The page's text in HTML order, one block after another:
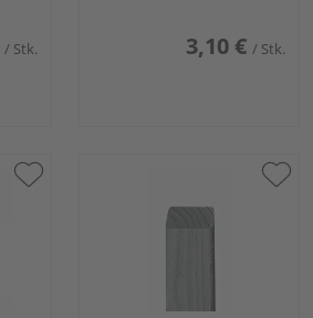
/ Stk. 3,10 € / Stk.